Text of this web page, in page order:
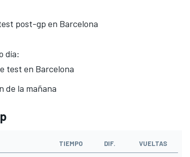
post-gp en Barcelona
día:
test en Barcelona
de la mañana
TIEMPO DIF. VUELTAS